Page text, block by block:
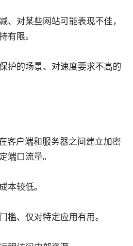
、对某些网站可能表现不佳，
有限。
护的场景、对速度要求不高的
客户端和服务器之间建立加密
端口流量。
本较低。
槛、仅对特定应用有用。